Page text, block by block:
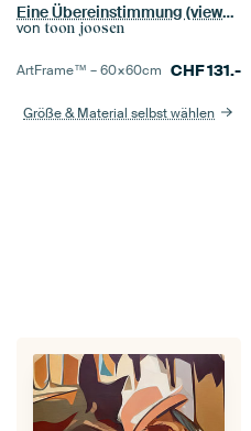
Eine Übereinstimmung (viewmaster)
von toon joosen
ArtFrame™ –60×60cm CHF131.-
Größe & Material selbst wählen